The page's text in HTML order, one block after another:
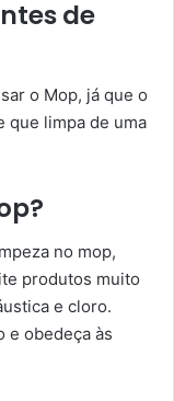
de
o Mop, já que o
que limpa de uma
no mop,
produtos muito
e cloro.
e obedeça às